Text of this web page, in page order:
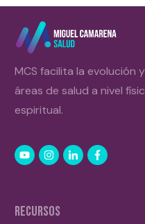
MCS facilita la evolución
áreas de salud a nivel
espiritual.
RECURSOS